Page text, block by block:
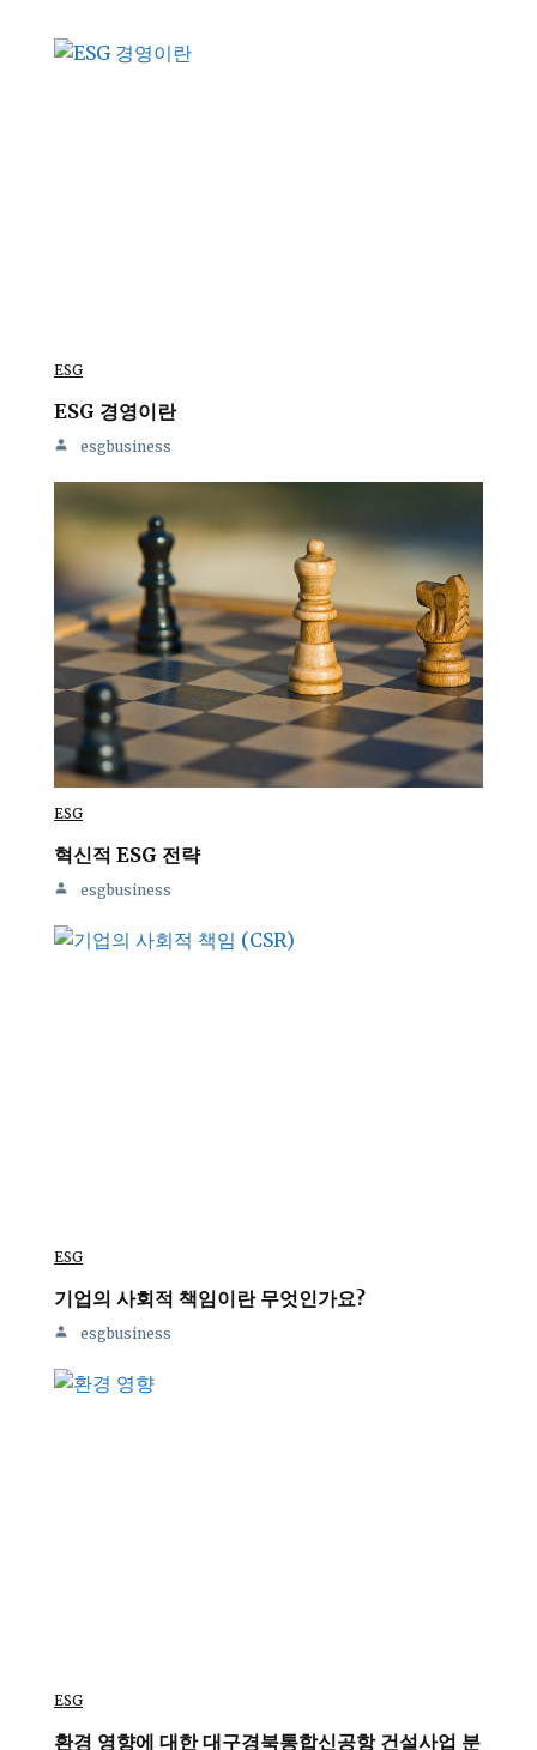
ESG
ESG 경영이란
esgbusiness
ESG
혁신적 ESG 전략
esgbusiness
ESG
기업의 사회적 책임이란 무엇인가요?
esgbusiness
ESG
환경 영향에 대한 대구경북통합신공항 건설사업 분